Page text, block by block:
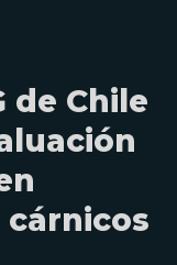
de Chile